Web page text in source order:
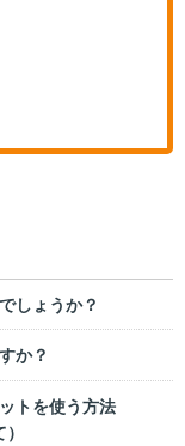
しょうか？
か？
トを使う方法